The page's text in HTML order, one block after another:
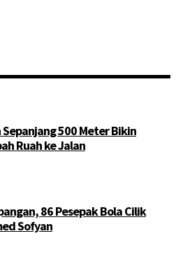
500 Meter Bikin
Ruah ke Jalan
86 Pesepak Bola Cilik
Sofyan